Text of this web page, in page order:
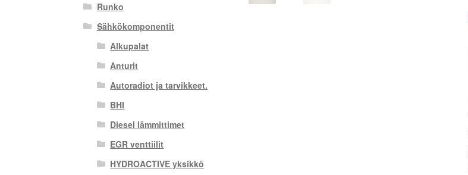
Runko
Sähkökomponentit
Alkupalat
Anturit
Autoradiot ja tarvikkeet.
BHI
Diesel lämmittimet
EGR venttiilit
HYDROACTIVE yksikkö